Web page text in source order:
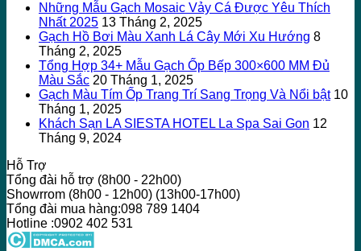
Những Mẫu Gạch Mosaic Vảy Cá Được Yêu Thích
Nhất 2025 13 Tháng 2, 2025
Gạch Hồ Bơi Màu Xanh Lá Cây Mới Xu Hướng 8
Tháng 2, 2025
Tổng Hợp 34+ Mẫu Gạch Ốp Bếp 300×600 MM Đủ
Màu Sắc 20 Tháng 1, 2025
Gạch Màu Tím Ốp Trang Trí Sang Trọng Và Nổi bật 10
Tháng 1, 2025
Khách Sạn LA SIESTA HOTEL La Spa Sai Gon 12
Tháng 9, 2024
Hỗ Trợ
Tổng đài hỗ trợ (8h00 - 22h00)
Showrrom (8h00 - 12h00) (13h00-17h00)
Tổng đài mua hàng:098 789 1404
Hotline :0902 402 531